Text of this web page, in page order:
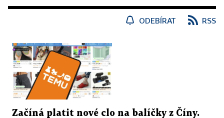
ODEBÍRAT RSS
Začíná platit nové clo na balíčky z Číny.